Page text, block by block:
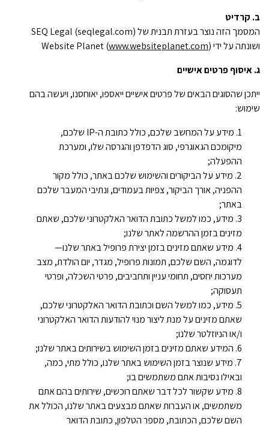
ב. קרדיט
המסמך הזה נוצר בעזרת תבנית של SEQ Legal (seqlegal.com)
ושונתה על ידי Website Planet ( www.websiteplanet.com)
ג. איסוף פרטים אישיים
ייתכן שהסוגים הבאים של פרטים אישיים ייאספו, יאוחסנו, ויעשה בהם
שימוש:
מידע על המחשב שלכם, כולל כתובת ה-IP שלכם,
מיקומכם הגאוגרפי, סוג הדפדפן והגרסה שלו, ומערכת
ההפעלה;
מידע על הביקורים והשימוש שלכם באתר, כולל מקור
ההפניה, אורך הביקור, צפיות בעמודים, ונתיבי המעבר שלכם
באתר;
מידע, כמו למשל כתובת הדואר האלקטרוני שלכם, שאתם
מזינים בזמן ההרשמה לאתר שלנו;
מידע שאתם מזינים בזמן יצירת פרופיל באתר שלנו—
לדוגמה, השם שלכם, תמונות פרופיל, מגדר, יום הולדת, מצב
מערכות יחסים, תחומי עניין ותחביבים, פרטי השכלה, ופרטי
תעסוקה;
מידע, כמו למשל השם וכתובת הדואר האלקטרוני שלכם,
שאתם מזינים על מנת ליצור מנוי להודעות הדואר האלקטרוני
ו/או הניוזלטר שלנו;
המידע שאתם מזינים בזמן השימוש בשירותים באתר שלנו;
מידע שנוצר בזמן השימוש באתר שלנו, כולל מתי, כמה,
ובאילו נסיבות אתם משתמשים בו;
מידע שקשור לכל דבר שאתם רוכשים, שירותים בהם אתם
משתמשים, או העברות שאתם מבצעים באתר שלנו, הכולל את
השם שלכם, הכתובת, מספר הטלפון, כתובת הדואר